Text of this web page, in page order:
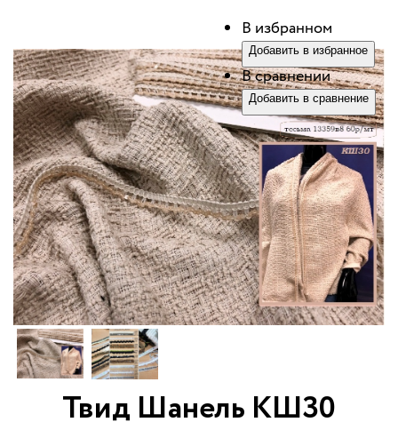
Твид Шанель КШ30
В избранном
Добавить в избранное
В сравнении
Добавить в сравнение